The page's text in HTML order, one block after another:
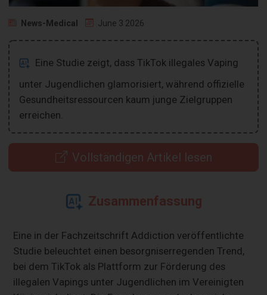
News-Medical June 3 2026
Eine Studie zeigt, dass TikTok illegales Vaping
unter Jugendlichen glamorisiert, während offizielle
Gesundheitsressourcen kaum junge Zielgruppen
erreichen.
Vollständigen Artikel lesen
Zusammenfassung
Eine in der Fachzeitschrift Addiction veröffentlichte
Studie beleuchtet einen besorgniserregenden Trend,
bei dem TikTok als Plattform zur Förderung des
illegalen Vapings unter Jugendlichen im Vereinigten